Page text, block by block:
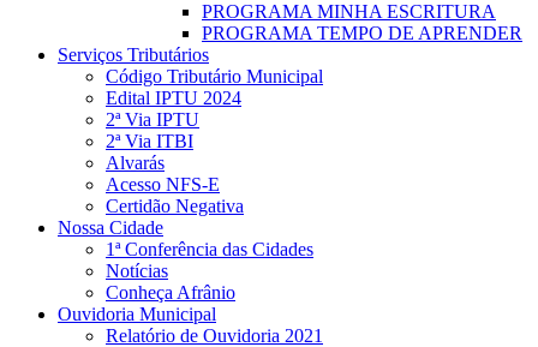
PROGRAMA MINHA ESCRITURA
PROGRAMA TEMPO DE APRENDER
Serviços Tributários
Código Tributário Municipal
Edital IPTU 2024
2ª Via IPTU
2ª Via ITBI
Alvarás
Acesso NFS-E
Certidão Negativa
Nossa Cidade
1ª Conferência das Cidades
Notícias
Conheça Afrânio
Ouvidoria Municipal
Relatório de Ouvidoria 2021